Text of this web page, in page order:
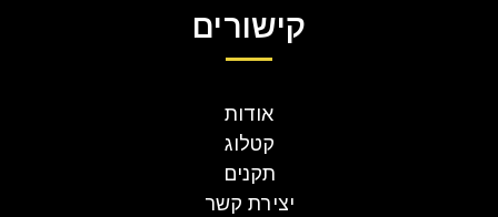
קישורים
אודות
קטלוג
תקנים
יצירת קשר